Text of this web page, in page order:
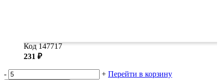
Код 147717
231 ₽
- + Перейти в корзину